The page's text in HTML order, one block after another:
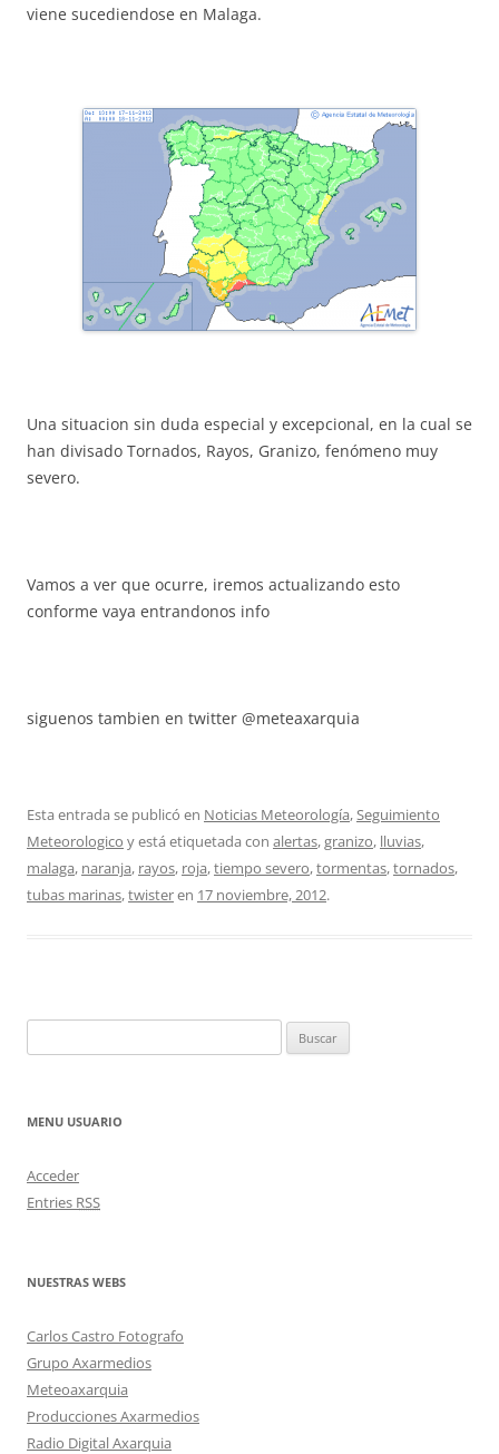
viene sucediendose en Malaga.
Una situacion sin duda especial y excepcional, en la cual se
han divisado Tornados, Rayos, Granizo, fenómeno muy
severo.
Vamos a ver que ocurre, iremos actualizando esto
conforme vaya entrandonos info
siguenos tambien en twitter @meteaxarquia
Esta entrada se publicó en Noticias Meteorología,Seguimiento
Meteorologico y está etiquetada con alertas,granizo, lluvias,
malaga, naranja, rayos, roja,tiempo severo,tormentas,tornados,
tubas marinas,twisteren 17 noviembre, 2012.
MENU USUARIO
Acceder
Entries RSS
NUESTRAS WEBS
Carlos Castro Fotografo
Grupo Axarmedios
Meteoaxarquia
Producciones Axarmedios
Radio Digital Axarquia